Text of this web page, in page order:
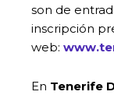
son de
inscripción
web:
En Tenerife